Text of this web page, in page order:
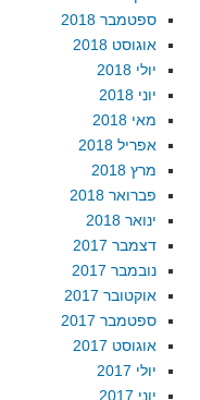
ספטמבר 2018
אוגוסט 2018
יולי 2018
יוני 2018
מאי 2018
אפריל 2018
מרץ 2018
פברואר 2018
ינואר 2018
דצמבר 2017
נובמבר 2017
אוקטובר 2017
ספטמבר 2017
אוגוסט 2017
יולי 2017
יוני 2017